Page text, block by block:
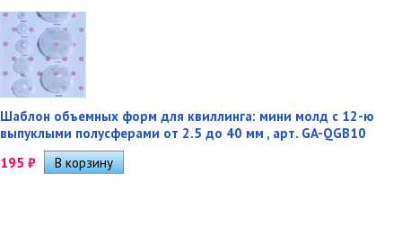
Шаблон объемных форм для квиллинга: мини молд с 12-ю
выпуклыми полусферами от 2.5 до 40 мм , арт. GA-QGB10
195 ₽